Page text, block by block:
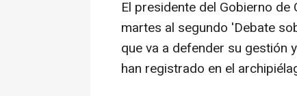
El presidente del Gobierno
martes al segundo 'Debate
que va a defender su gestión
han registrado en el